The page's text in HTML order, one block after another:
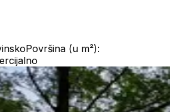
Površina (u m²):